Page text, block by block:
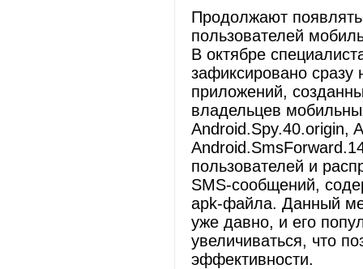
Продолжают
пользователей
В октябре
зафиксировано сразу
приложений,
владельцев
Android.Spy.40.origin,
пользователей и
SMS-сообщений,
apk-файла. Данный
уже давно, и его
увеличиваться, что
эффективности.